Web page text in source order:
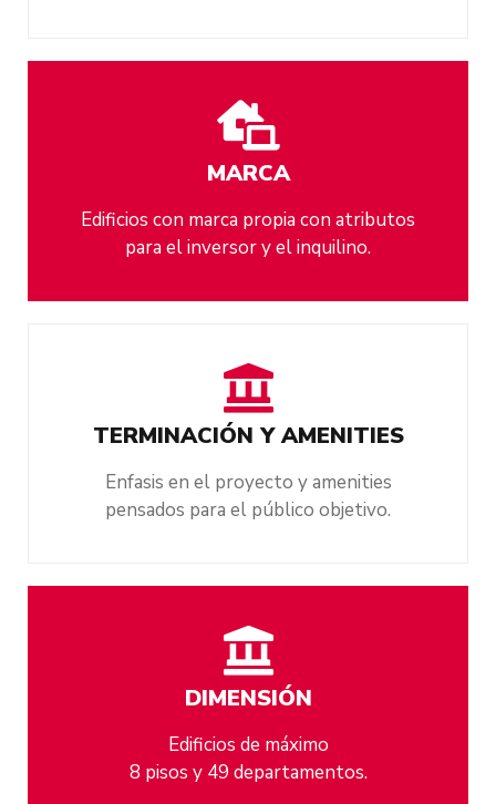
MARCA
Edificios con marca propia con atributos
para el inversor y el inquilino.
TERMINACIÓN Y AMENITIES
Enfasis en el proyecto y amenities
pensados para el público objetivo.
DIMENSIÓN
Edificios de máximo
8 pisos y 49 departamentos.